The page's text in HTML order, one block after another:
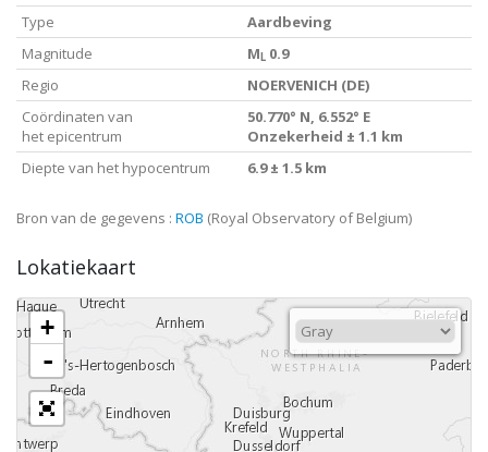
Type
Aardbeving
Magnitude
M L 0.9
Regio
NOERVENICH (DE)
Coördinaten van
het epicentrum
50.770° N, 6.552° E
Onzekerheid ± 1.1 km
Diepte van het hypocentrum
6.9 ± 1.5 km
Bron van de gegevens : ROB (Royal Observatory of Belgium)
Lokatiekaart
+
-